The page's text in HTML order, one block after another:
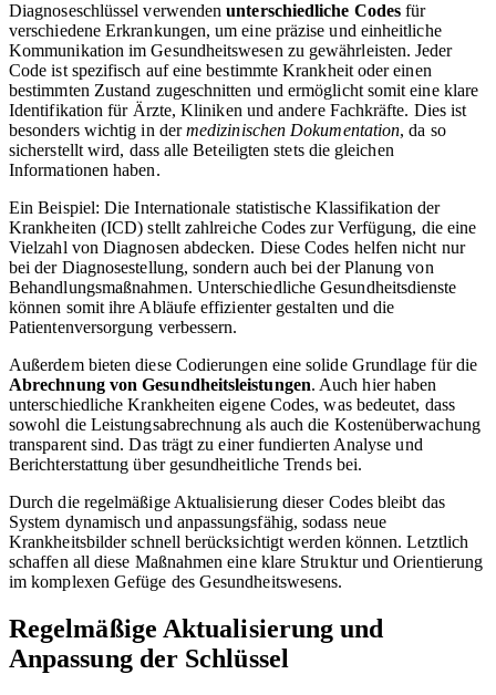
Diagnoseschlüssel verwendenunterschiedliche Codes für
verschiedene Erkrankungen, um eine präzise und einheitliche
Kommunikation im Gesundheitswesen zu gewährleisten. Jeder
Code ist spezifisch auf eine bestimmte Krankheit oder einen
bestimmten Zustand zugeschnitten und ermöglicht somit eine klare
Identifikation für Ärzte, Kliniken und andere Fachkräfte. Dies ist
besonders wichtig in dermedizinischen Dokumentation, da so
sicherstellt wird, dass alle Beteiligten stets die gleichen
Informationen haben.
Ein Beispiel: Die Internationale statistische Klassifikation der
Krankheiten (ICD) stellt zahlreiche Codes zur Verfügung, die eine
Vielzahl von Diagnosen abdecken. Diese Codes helfen nicht nur
bei der Diagnosestellung, sondern auch bei der Planung von
Behandlungsmaßnahmen. Unterschiedliche Gesundheitsdienste
können somit ihre Abläufe effizienter gestalten und die
Patientenversorgung verbessern.
Außerdem bieten diese Codierungen eine solide Grundlage für die
Abrechnung von Gesundheitsleistungen. Auch hier haben
unterschiedliche Krankheiten eigene Codes, was bedeutet, dass
sowohl die Leistungsabrechnung als auch die Kostenüberwachung
transparent sind. Das trägt zu einer fundierten Analyse und
Berichterstattung über gesundheitliche Trends bei.
Durch die regelmäßige Aktualisierung dieser Codes bleibt das
System dynamisch und anpassungsfähig, sodass neue
Krankheitsbilder schnell berücksichtigt werden können. Letztlich
schaffen all diese Maßnahmen eine klare Struktur und Orientierung
im komplexen Gefüge des Gesundheitswesens.
Regelmäßige Aktualisierung und
Anpassung der Schlüssel